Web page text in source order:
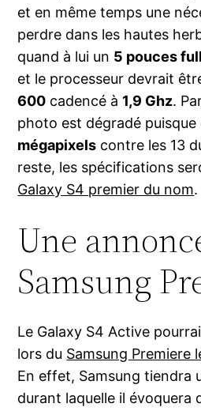
et en même temps une
perdre dans les hautes
quand à lui un 5 pouces
et le processeur devrait
600 cadencé à 1,9 Ghz.
photo est dégradé puisque
mégapixels contre les 13
reste, les spécifications
Galaxy S4 premier du nom.
Une
Samsung
Le Galaxy S4 Active
lors du Samsung Premiere
En effet, Samsung tiendra
durant laquelle il évoquera